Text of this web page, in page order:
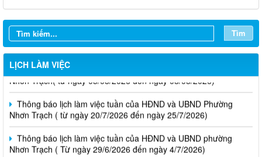
Tìm
LỊCH LÀM VIỆC
Thông báo lịch làm việc tuần của HĐND và UBND phường
Nhơn Trạch( từ ngày 03/08/2026 đến ngày 08/08/2026)
Thông báo lịch làm việc tuần của HĐND và UBND Phường
Nhơn Trạch ( từ ngày 20/7/2026 đến ngày 25/7/2026)
Thông báo lịch làm việc tuần của HĐND và UBND phường
Nhơn Trạch ( Từ ngày 29/6/2026 đến ngày 4/7/2026)